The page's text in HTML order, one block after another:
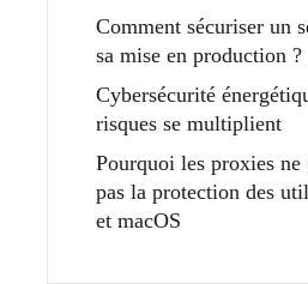
Comment sécuriser un
sa mise en production ?
Cybersécurité
risques se multiplient
Pourquoi les proxies ne
pas la protection des
et macOS